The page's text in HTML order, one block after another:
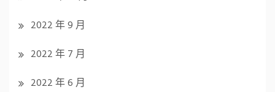
2022 年 9 月
2022 年 7 月
2022 年 6 月